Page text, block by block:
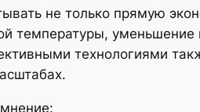
не только прямую
температуры,
технологиями